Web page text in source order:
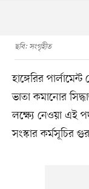
ছবি: সংগৃহীত
হাঙ্গেরির
ভাতা কমানোর
লক্ষ্যে নেওয়া এই
সংস্কার কর্মসূচির